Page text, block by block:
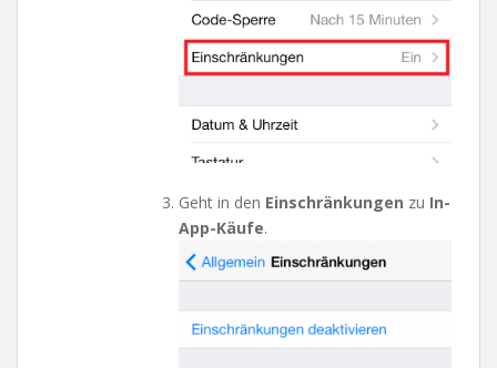
Geht in den Einschränkungen zu In-
App-Käufe.